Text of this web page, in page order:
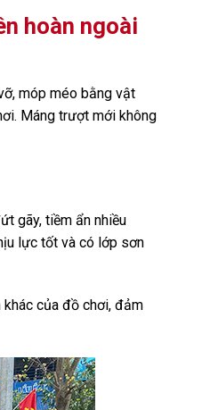
hoàn ngoài
móp méo bằng vật
Máng trượt mới không
gãy, tiềm ẩn nhiều
lực tốt và có lớp sơn
khác của đồ chơi, đảm